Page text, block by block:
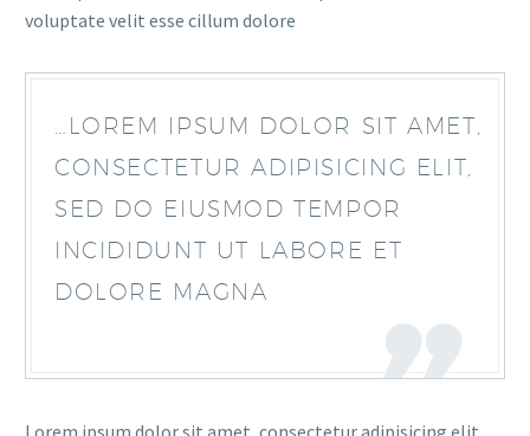
voluptate velit esse cillum dolore
…LOREM IPSUM DOLOR SIT AMET,
CONSECTETUR ADIPISICING ELIT,
SED DO EIUSMOD TEMPOR
INCIDIDUNT UT LABORE ET
DOLORE MAGNA
Lorem ipsum dolor sit amet, consectetur adipisicing elit,